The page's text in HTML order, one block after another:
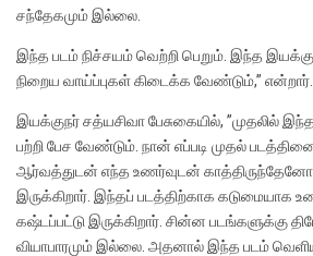
சந்தேகமும் இல்லை.
இந்த படம் நிச்சயம் வெற்றி பெறும். இந்த
நிறைய வாய்ப்புகள் கிடைக்க வேண்டும்,” என்றார்.
இயக்குநர் சத்யசிவா பேசுகையில், ”முதலில்
பற்றி பேச வேண்டும். நான் எப்படி முதல்
ஆர்வத்துடன் எந்த உணர்வுடன்
இருக்கிறார். இந்தப் படத்திற்காக கடுமையாக
கஷ்டப்பட்டு இருக்கிறார். சின்ன படங்களுக்கு
வியாபாரமும் இல்லை. அதனால் இந்த படம்